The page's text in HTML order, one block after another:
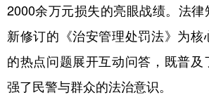
2000余万元损失的亮眼战绩。法
新修订的《治安管理处罚法》为
的热点问题展开互动问答，既普及
强了民警与群众的法治意识。